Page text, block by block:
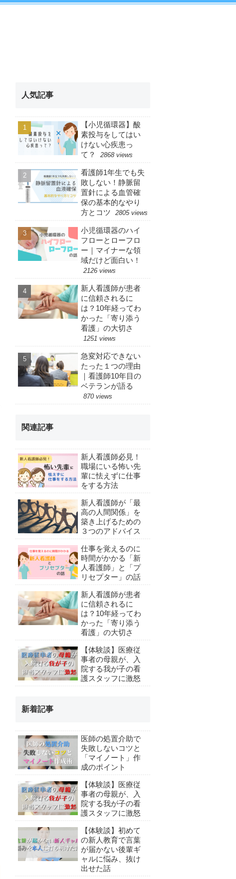
人気記事
【小児循環器】酸
素投与をしてはい
けない心疾患っ
て？
2868 views
看護師1年生でも失
敗しない！静脈留
置針による血管確
保の基本的なやり
方とコツ
2805 views
小児循環器のハイ
フローとローフロ
ー｜マイナーな領
域だけど面白い！
2126 views
新人看護師が患者
に信頼されるに
は？10年経ってわ
かった「寄り添う
看護」の大切さ
1251 views
急変対応できない
たった１つの理由
｜看護師10年目の
ベテランが語る
870 views
関連記事
新人看護師必見！
職場にいる怖い先
輩に怯えずに仕事
をする方法
新人看護師が「最
高の人間関係」を
築き上げるための
３つのアドバイス
仕事を覚えるのに
時間がかかる「新
人看護師」と「プ
リセプター」の話
新人看護師が患者
に信頼されるに
は？10年経ってわ
かった「寄り添う
看護」の大切さ
【体験談】医療従
事者の母親が、入
院する我が子の看
護スタッフに激怒
新着記事
医師の処置介助で
失敗しないコツと
「マイノート」作
成のポイント
【体験談】医療従
事者の母親が、入
院する我が子の看
護スタッフに激怒
【体験談】初めて
の新人教育で言葉
が届かない後輩ギ
ャルに悩み、抜け
出せた話